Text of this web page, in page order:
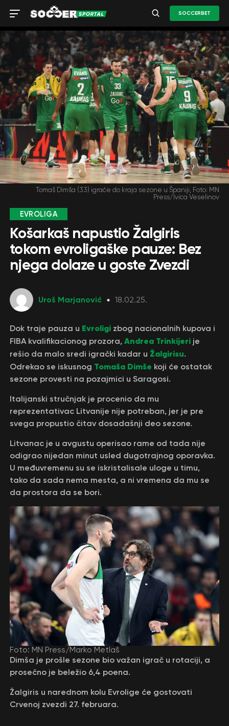
SOCCERBET
Tomaš Dimša (33) igraće do kraja sezone u Španiji, Foto: MN
Press/Ivica Veselinov
EVROLIGA
Košarkaš napustio Žalgiris
tokom evroligaške pauze: Bez
njega dolaze u goste Zvezdi
Uroš Marjanović 18.02.25.
Dok traje pauza u Evroligi zbog nacionalnih kupova i
FIBA kvalifikacionog prozora, Andrea Trinkijerije
rešio da malo sredi igrački kadar u Žalgirisu.
Odrekao se iskusnog Tomaša Dimše koji će ostatak
sezone provesti na pozajmici u Saragosi.
Italijanski stručnjak je procenio da mu
reprezentativac Litvanije nije potreban, jer je pre
svega propustio čitav dosadašnji deo sezone.
Litvanac je u avgustu operisao rame od tada nije
odigrao nijedan minut usled dugotrajnog oporavka.
U međuvremenu su se iskristalisale uloge u timu,
tako da sada nema mesta, a ni vremena da mu se
da prostora da se bori.
Foto: MN Press/Marko Metlaš
Dimša je prošle sezone bio važan igrač u rotaciji, a
prosečno je beležio 6,4 poena.
Žalgiris u narednom kolu Evrolige će gostovati
Crvenoj zvezdi 27. februara.